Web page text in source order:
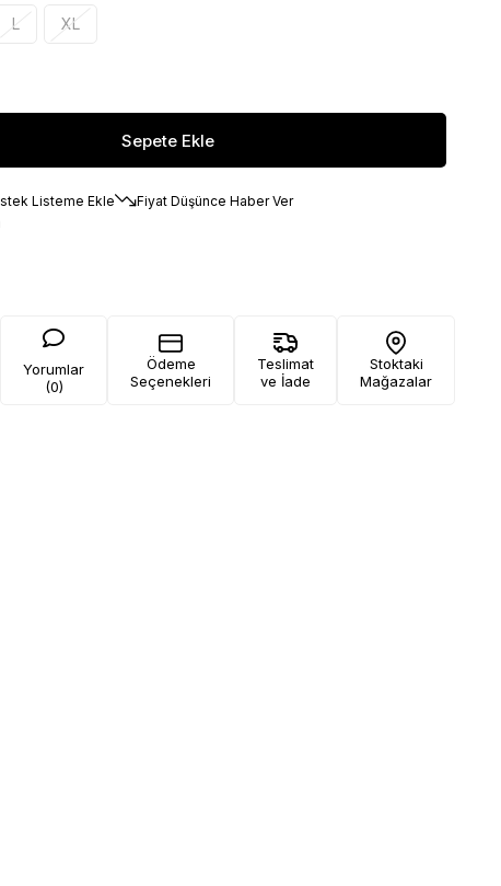
L XL
Listeme Ekle
Fiyat Düşünce Haber Ver
Yorumlar
(0)
Ödeme
Seçenekleri
Teslimat
ve İade
Stoktaki
Mağazalar